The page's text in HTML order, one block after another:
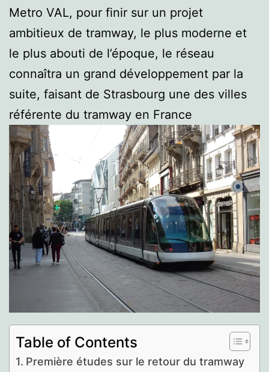
Metro VAL, pour finir sur un projet
ambitieux de tramway, le plus moderne et
le plus abouti de l’époque, le réseau
connaîtra un grand développement par la
suite, faisant de Strasbourg une des villes
référente du tramway en France
Table of Contents
Première études sur le retour du tramway